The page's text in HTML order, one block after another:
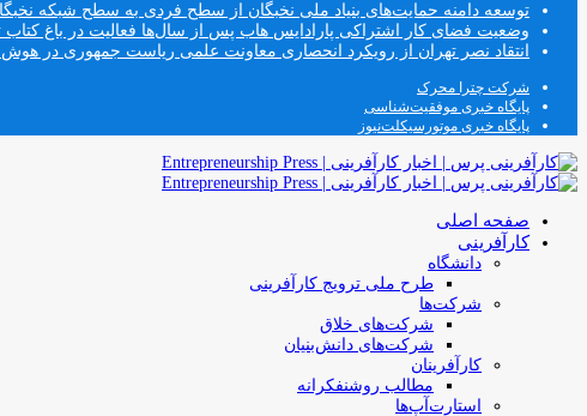
توسعه دامنه حمایت‌های بنیاد ملی نخبگان از سطح فردی به سطح شبکه
وضعیت فضای کار اشتراکی پارادایس هاب پس از سال‌ها فعالیت در باغ کتاب
انتقاد نصر تهران از رویکرد انحصاری معاونت علمی ریاست جمهوری در
شرکت چترا محرک
پایگاه خبری موفقیت‌شناسی
پایگاه خبری موتورسیکلت‌نیوز
صفحه اصلی
کارآفرینی
دانشگاه
طرح ملی ترویج کارآفرینی
شرکت‌ها
شرکت‌های خلاق
شرکت‌های دانش‌بنیان
کارآفرینان
مطالب روشنفکرانه
استارت‌آپ‌ها